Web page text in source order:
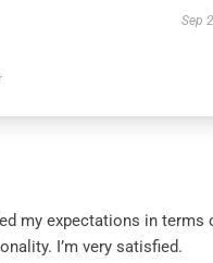
Sep
my expectations in terms
I’m very satisfied.